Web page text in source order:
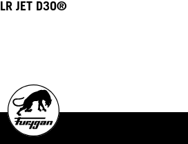
LR JET D3O®